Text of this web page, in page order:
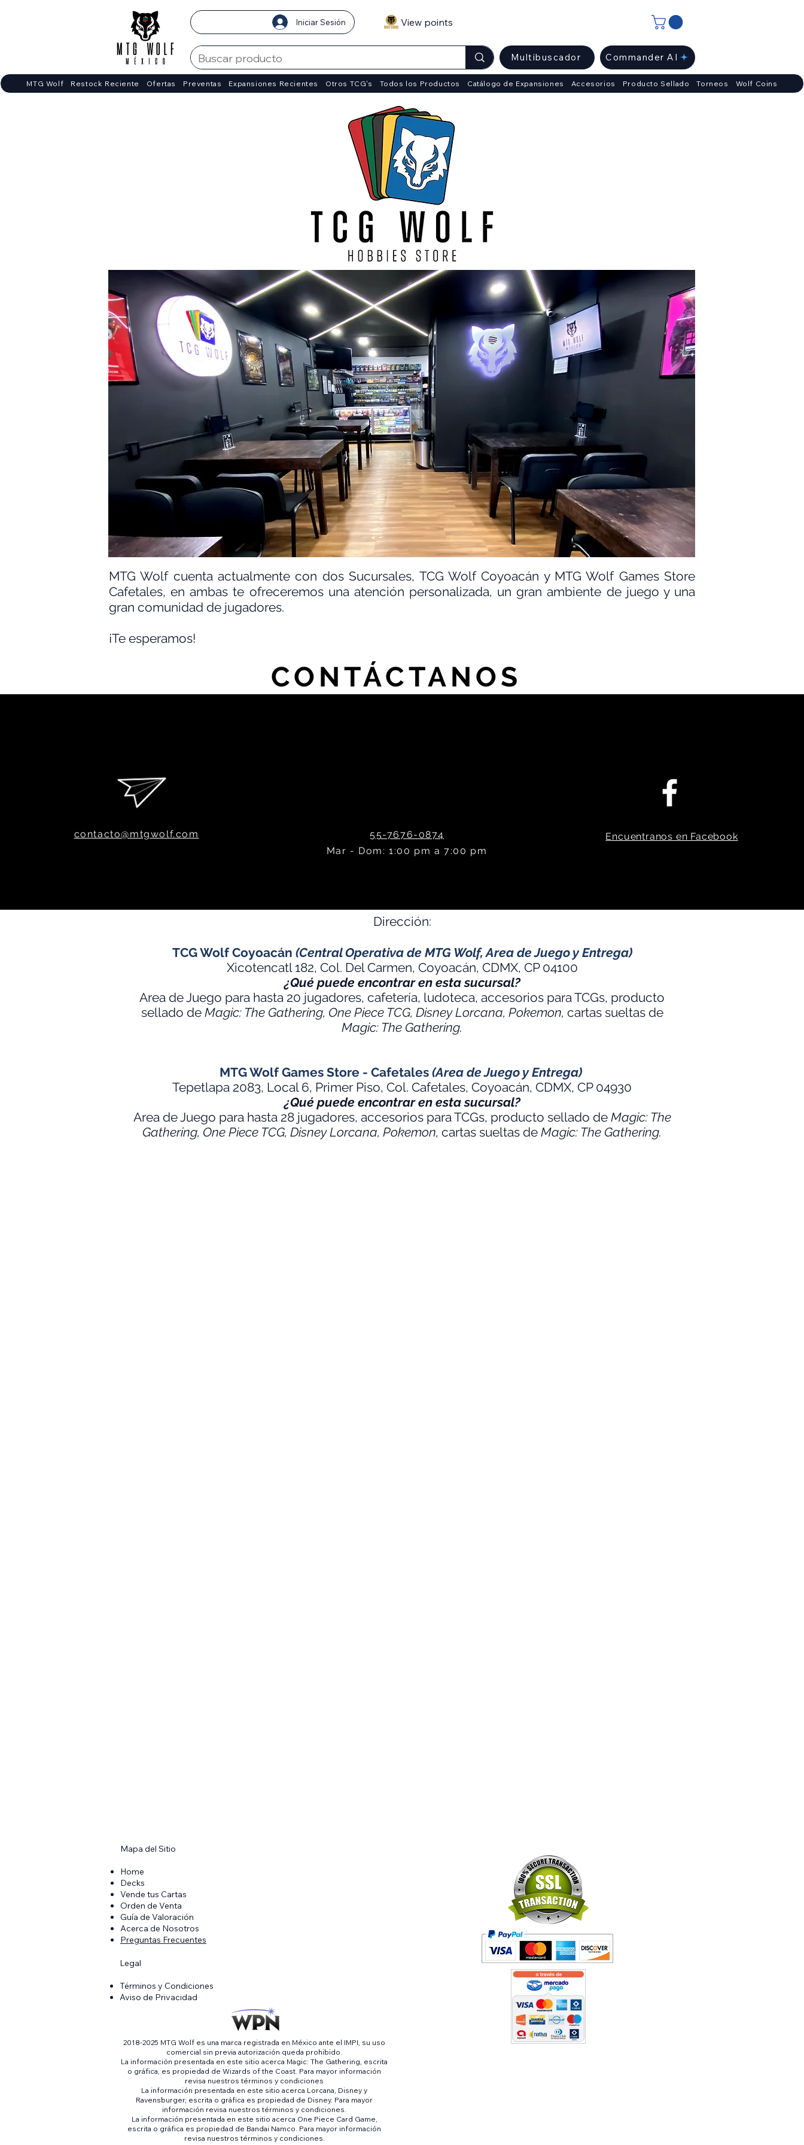
Iniciar Sesión View points
Multibuscador Commander AI
MTG Wolf Restock Reciente Ofertas Preventas Expansiones Recientes Otros TCG's Todos los Productos Catálogo de Expansiones Accesorios Producto Sellado Torneos Wolf Coins
MTG Wolf cuenta actualmente con dos Sucursales, TCG Wolf Coyoacán y MTG Wolf Games Store
Cafetales, en ambas te ofreceremos una atención personalizada, un gran ambiente de juego y una
gran comunidad de jugadores.
¡Te esperamos!
CONTÁCTANOS
contacto@mtgwolf.com
55-7676-0874
Mar - Dom: 1:00 pm a 7:00 pm
Encuentranos en Facebook
Dirección:
TCG Wolf Coyoacán (Central Operativa de MTG Wolf, Area de Juego y Entrega)
Xicotencatl 182, Col. Del Carmen, Coyoacán, CDMX, CP 04100
¿Qué puede encontrar en esta sucursal?
Area de Juego para hasta 20 jugadores, cafetería, ludoteca, accesorios para TCGs, producto
sellado de Magic: The Gathering, One Piece TCG, Disney Lorcana, Pokemon, cartas sueltas de
Magic: The Gathering.
MTG Wolf Games Store - Cafetales (Area de Juego y Entrega)
Tepetlapa 2083, Local 6, Primer Piso, Col. Cafetales, Coyoacán, CDMX, CP 04930
¿Qué puede encontrar en esta sucursal?
Area de Juego para hasta 28 jugadores, accesorios para TCGs, producto sellado de Magic: The
Gathering, One Piece TCG, Disney Lorcana, Pokemon, cartas sueltas de Magic: The Gathering.
Mapa del Sitio​
Home
Decks
Vende tus Cartas
Orden de Venta
Guía de Valoración
Acerca de Nosotros
Preguntas Frecuentes
Legal
Términos y Condiciones
Aviso de Privacidad
2018-2025 MTG Wolf es una marca registrada en México ante el IMPI, su uso
comercial sin previa autorización queda prohibido.
La información presentada en este sitio acerca Magic: The Gathering, escrita
o gráfica, es propiedad de Wizards of the Coast. Para mayor información
revisa nuestros términos y condiciones
La información presentada en este sitio acerca Lorcana, Disney y
Ravensburger, escrita o gráfica es propiedad de Disney. Para mayor
información revisa nuestros términos y condiciones.
La información presentada en este sitio acerca One Piece Card Game,
escrita o gráfica es propiedad de Bandai Namco. Para mayor información
revisa nuestros términos y condiciones.